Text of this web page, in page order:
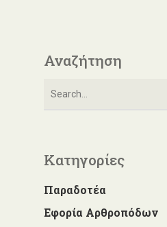
Αναζήτηση
Κατηγορίες
Παραδοτέα
Εφορία Αρθροπόδων